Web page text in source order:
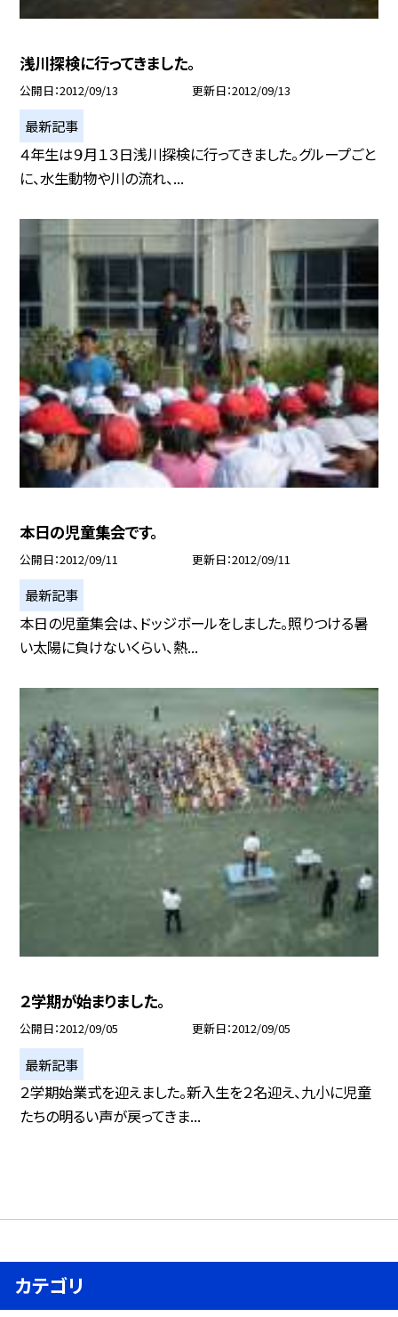
浅川探検に行ってきました。
公開日 2012/09/13 更新日 2012/09/13
最新記事
４年生は９月１３日浅川探検に行ってきました。グループごと
に、水生動物や川の流れ、...
本日の児童集会です。
公開日 2012/09/11 更新日 2012/09/11
最新記事
本日の児童集会は、ドッジボールをしました。照りつける暑
い太陽に負けないくらい、熱...
２学期が始まりました。
公開日 2012/09/05 更新日 2012/09/05
最新記事
２学期始業式を迎えました。新入生を２名迎え、九小に児童
たちの明るい声が戻ってきま...
カテゴリ